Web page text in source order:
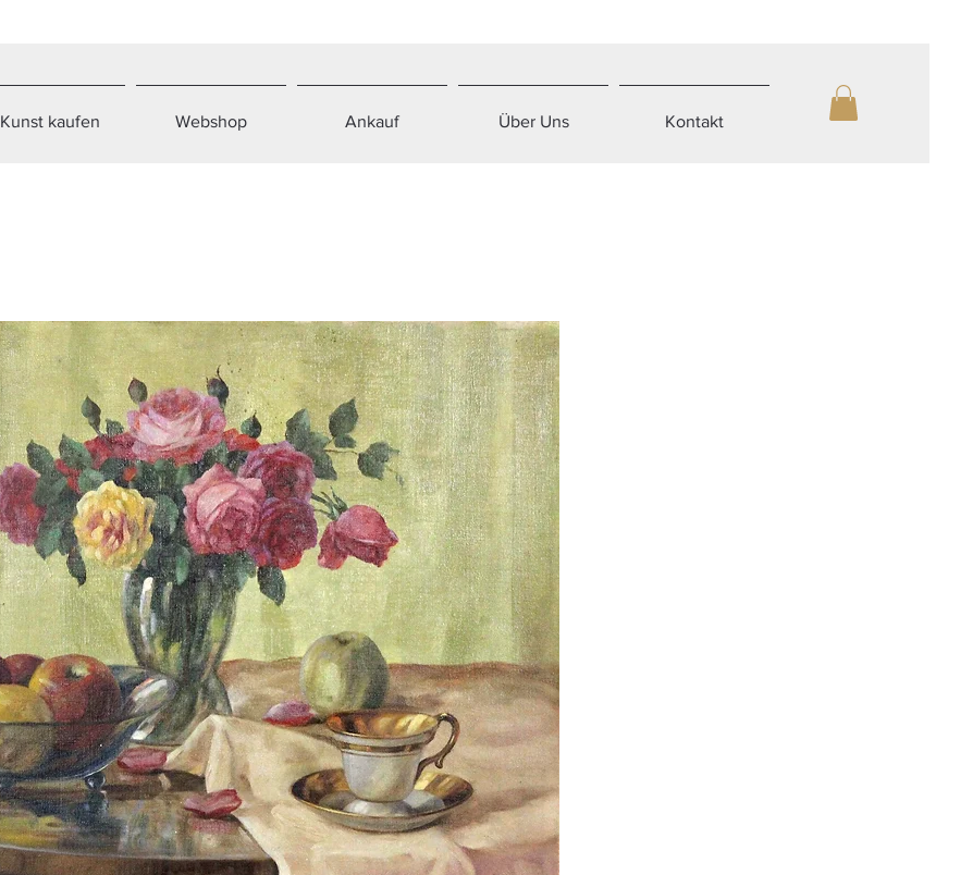
Kunst kaufen Webshop Ankauf Über Uns Kontakt